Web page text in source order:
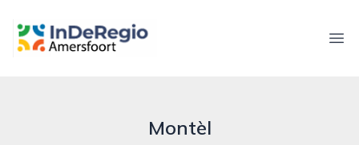
inderegioamersfoort.nl
Montèl